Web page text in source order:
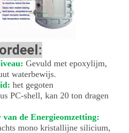
Gevuld met epoxylijm,
waterbewijs.
het gegoten
PC-shell, kan 20 ton dragen
van de Energieomzetting:
mono kristallijne silicium,